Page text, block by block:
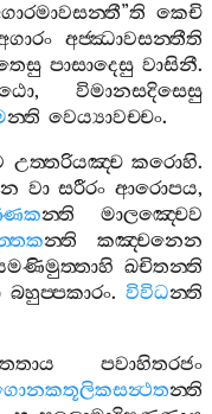
”ති කෙචි
අජ‍්ඣාවසන‍්තීති
පාසාදෙසු වාසිනී.
,විමානසදිසෙසු
න‍්ති වෙය්‍යාවච‍්චං.
උත‍්තරියඤ‍්ච කරොහි.
වා සරීරං ආරොපය,
න‍්ති
මාලඤ‍්චෙව
න‍්ති
කඤ‍්චනෙන
ඛචිතන‍්ති
බහුප‍්පකාරං. විවිධන‍්ති
පවාහිතරජං
න‍්ති